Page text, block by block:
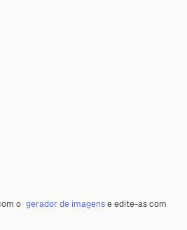
o gerador de imagense edite-as com